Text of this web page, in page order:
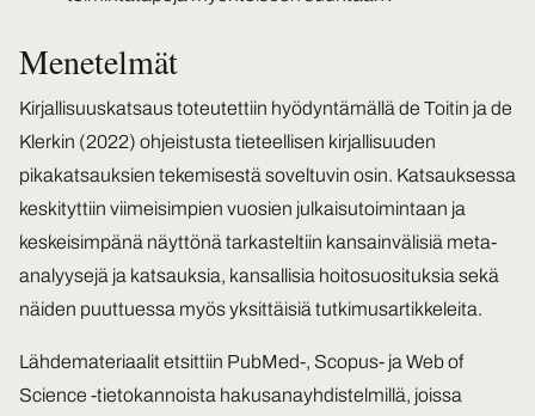
Menetelmät
Kirjallisuuskatsaus toteutettiin hyödyntämällä de Toitin ja de
Klerkin (2022) ohjeistusta tieteellisen kirjallisuuden
pikakatsauksien tekemisestä soveltuvin osin. Katsauksessa
keskityttiin viimeisimpien vuosien julkaisutoimintaan ja
keskeisimpänä näyttönä tarkasteltiin kansainvälisiä meta-
analyysejä ja katsauksia, kansallisia hoitosuosituksia sekä
näiden puuttuessa myös yksittäisiä tutkimusartikkeleita.
Lähdemateriaalit etsittiin PubMed-, Scopus- ja Web of
Science -tietokannoista hakusanayhdistelmillä, joissa